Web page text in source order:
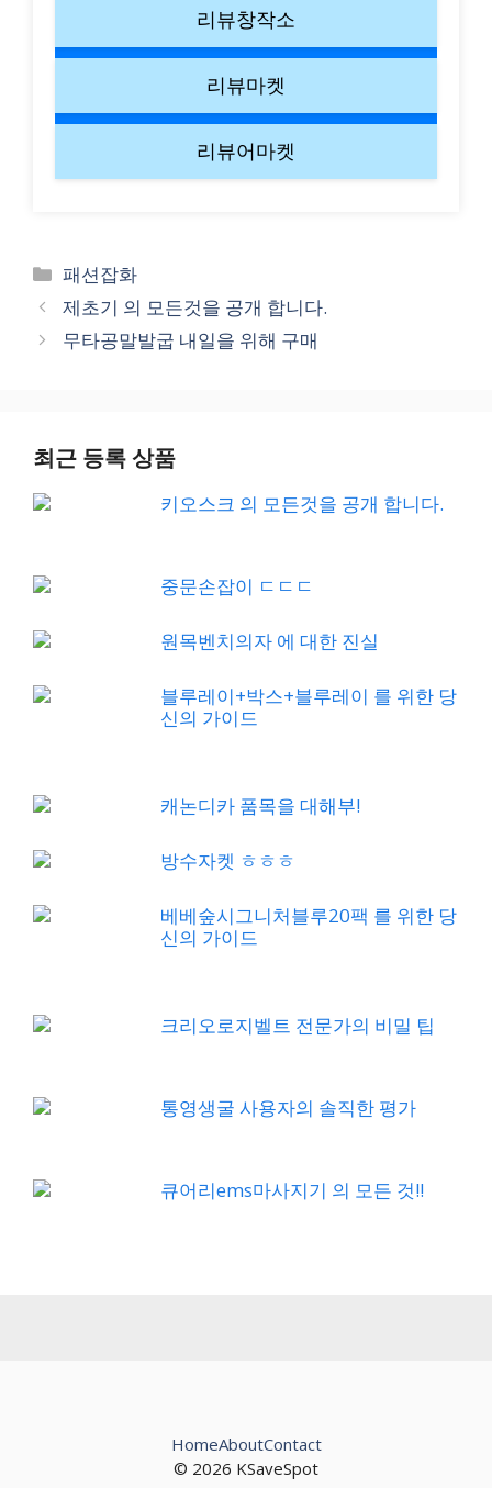
리뷰창작소
리뷰마켓
리뷰어마켓
Categories
패션잡화
제초기 의 모든것을 공개 합니다.
무타공말발굽 내일을 위해 구매
최근 등록 상품
키오스크 의 모든것을 공개 합니다.
중문손잡이 ㄷㄷㄷ
원목벤치의자 에 대한 진실
블루레이+박스+블루레이 를 위한 당
신의 가이드
캐논디카 품목을 대해부!
방수자켓 ㅎㅎㅎ
베베숲시그니처블루20팩 를 위한 당
신의 가이드
크리오로지벨트 전문가의 비밀 팁
통영생굴 사용자의 솔직한 평가
큐어리ems마사지기 의 모든 것!!
© 2026 KSaveSpot
HomeAboutContact